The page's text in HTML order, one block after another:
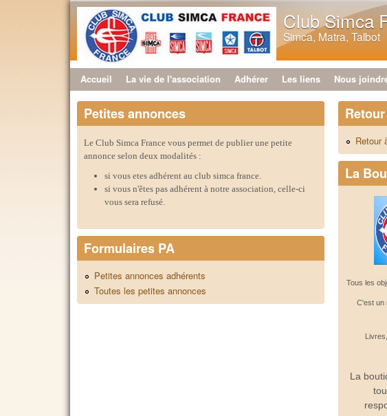
Club Simca
Simca, Matra, Talbot
Menu principal
Accueil La vie de l'association Adhérer Les liens Nous
Petites annonces
Le Club Simca France vous permet de publier une petite
annonce selon deux modalités :
si vous etes adhérent au club simca france.
si vous n'êtes pas adhérent à notre association, celle-ci
vous sera refusé.
Formulaires PA
Petites annonces adhérents
Toutes les petites annonces
Retour
Retour
La
Tous les
C'est un
La